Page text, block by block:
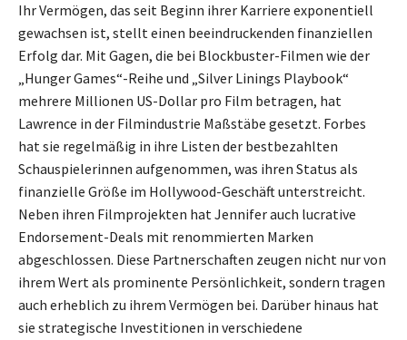
Ihr Vermögen, das seit Beginn ihrer Karriere exponentiell
gewachsen ist, stellt einen beeindruckenden finanziellen
Erfolg dar. Mit Gagen, die bei Blockbuster-Filmen wie der
„Hunger Games“-Reihe und „Silver Linings Playbook“
mehrere Millionen US-Dollar pro Film betragen, hat
Lawrence in der Filmindustrie Maßstäbe gesetzt. Forbes
hat sie regelmäßig in ihre Listen der bestbezahlten
Schauspielerinnen aufgenommen, was ihren Status als
finanzielle Größe im Hollywood-Geschäft unterstreicht.
Neben ihren Filmprojekten hat Jennifer auch lucrative
Endorsement-Deals mit renommierten Marken
abgeschlossen. Diese Partnerschaften zeugen nicht nur von
ihrem Wert als prominente Persönlichkeit, sondern tragen
auch erheblich zu ihrem Vermögen bei. Darüber hinaus hat
sie strategische Investitionen in verschiedene